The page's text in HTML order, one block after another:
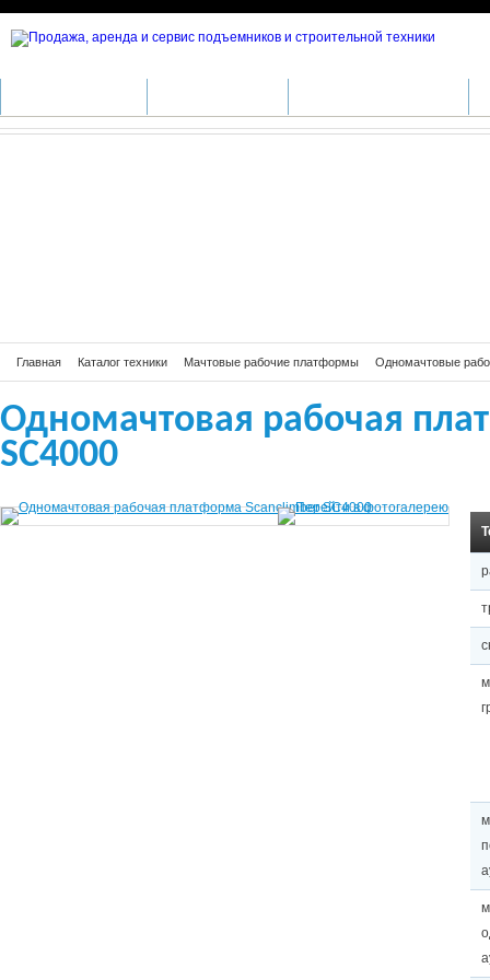
Одномачтовая рабочая
Главная Каталог техники Мачтовые рабочие платформы Одномачтовые
Одномачтовая рабочая
SC4000